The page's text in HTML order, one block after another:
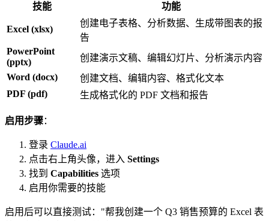
技能 功能
Excel (xlsx)
创建电子表格、分析数据、生成带图表的报
告
PowerPoint
(pptx)
创建演示文稿、编辑幻灯片、分析演示内容
Word (docx)
创建文档、编辑内容、格式化文本
PDF (pdf)
生成格式化的 PDF 文档和报告
启用步骤：
登录 Claude.ai
点击右上角头像，进入 Settings
找到 Capabilities 选项
启用你需要的技能
启用后可以直接测试："帮我创建一个 Q3 销售预算的 Excel 表